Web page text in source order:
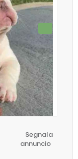
Segnala
annuncio